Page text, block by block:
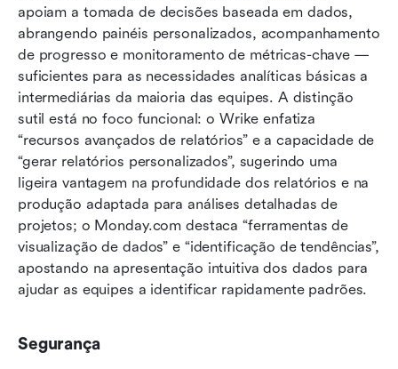
apoiam a tomada de decisões baseada em dados,
abrangendo painéis personalizados, acompanhamento
de progresso e monitoramento de métricas-chave —
suficientes para as necessidades analíticas básicas a
intermediárias da maioria das equipes. A distinção
sutil está no foco funcional: o Wrike enfatiza
“recursos avançados de relatórios” e a capacidade de
“gerar relatórios personalizados”, sugerindo uma
ligeira vantagem na profundidade dos relatórios e na
produção adaptada para análises detalhadas de
projetos; o Monday.com destaca “ferramentas de
visualização de dados” e “identificação de tendências”,
apostando na apresentação intuitiva dos dados para
ajudar as equipes a identificar rapidamente padrões.
Segurança